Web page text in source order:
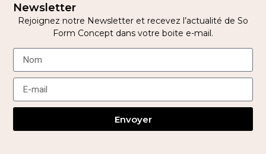
Newsletter
Rejoignez notre Newsletter et recevez l’actualité de So
Form Concept dans votre boite e-mail.
Envoyer